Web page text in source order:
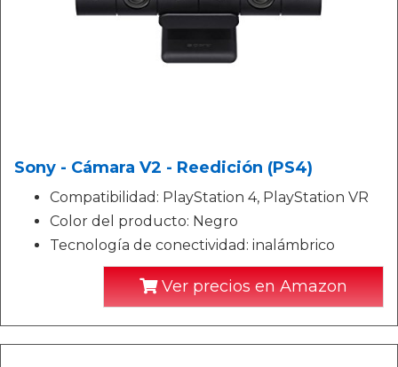
Sony - Cámara V2 - Reedición (PS4)
Compatibilidad: PlayStation 4, PlayStation VR
Color del producto: Negro
Tecnología de conectividad: inalámbrico
Ver precios en Amazon